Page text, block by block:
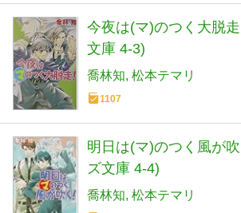
今夜は(マ)のつく大脱
文庫 4-3)
喬林知 松本テマリ
1107
明日は(マ)のつく風が
ズ文庫 4-4)
喬林知 松本テマリ